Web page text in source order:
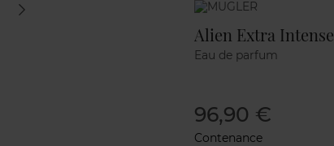
Marque
Alien Extra Intense
Eau de parfum
96,90 €
Contenance